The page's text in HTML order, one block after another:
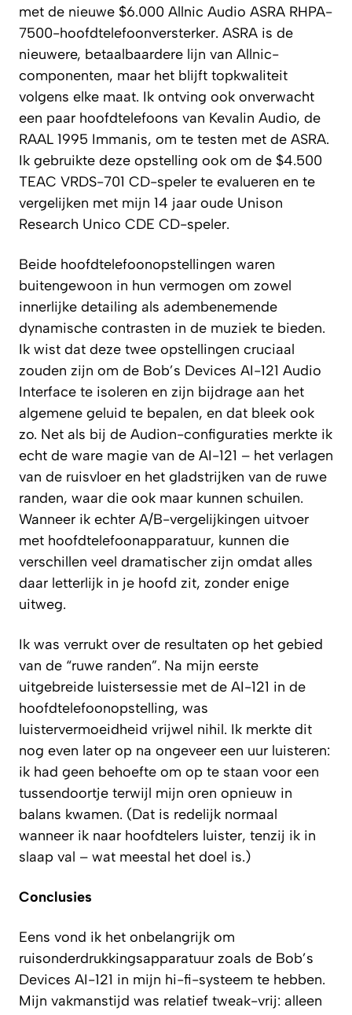
met de nieuwe $6.000 Allnic Audio ASRA RHPA-
7500-hoofdtelefoonversterker. ASRA is de
nieuwere, betaalbaardere lijn van Allnic-
componenten, maar het blijft topkwaliteit
volgens elke maat. Ik ontving ook onverwacht
een paar hoofdtelefoons van Kevalin Audio, de
RAAL 1995 Immanis, om te testen met de ASRA.
Ik gebruikte deze opstelling ook om de $4.500
TEAC VRDS-701 CD-speler te evalueren en te
vergelijken met mijn 14 jaar oude Unison
Research Unico CDE CD-speler.
Beide hoofdtelefoonopstellingen waren
buitengewoon in hun vermogen om zowel
innerlijke detailing als adembenemende
dynamische contrasten in de muziek te bieden.
Ik wist dat deze twee opstellingen cruciaal
zouden zijn om de Bob’s Devices AI-121 Audio
Interface te isoleren en zijn bijdrage aan het
algemene geluid te bepalen, en dat bleek ook
zo. Net als bij de Audion-configuraties merkte ik
echt de ware magie van de AI-121 – het verlagen
van de ruisvloer en het gladstrijken van de ruwe
randen, waar die ook maar kunnen schuilen.
Wanneer ik echter A/B-vergelijkingen uitvoer
met hoofdtelefoonapparatuur, kunnen die
verschillen veel dramatischer zijn omdat alles
daar letterlijk in je hoofd zit, zonder enige
uitweg.
Ik was verrukt over de resultaten op het gebied
van de “ruwe randen”. Na mijn eerste
uitgebreide luistersessie met de AI-121 in de
hoofdtelefoonopstelling, was
luistervermoeidheid vrijwel nihil. Ik merkte dit
nog even later op na ongeveer een uur luisteren:
ik had geen behoefte om op te staan voor een
tussendoortje terwijl mijn oren opnieuw in
balans kwamen. (Dat is redelijk normaal
wanneer ik naar hoofdtelers luister, tenzij ik in
slaap val – wat meestal het doel is.)
Conclusies
Eens vond ik het onbelangrijk om
ruisonderdrukkingsapparatuur zoals de Bob’s
Devices AI-121 in mijn hi-fi-systeem te hebben.
Mijn vakmanstijd was relatief tweak-vrij: alleen